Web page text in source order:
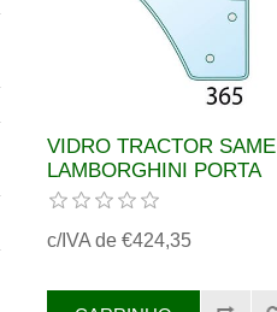
VIDRO TRACTOR SAME
LAMBORGHINI PORTA
DRT REF. 0.015.5532.0/40
c/IVA de €424,35